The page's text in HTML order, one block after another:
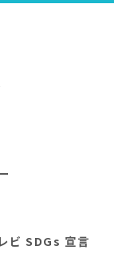
ビ SDGs 宣言